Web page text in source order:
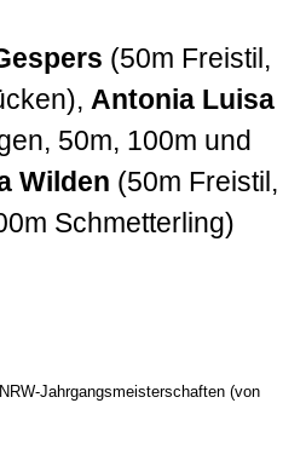
(50m Freistil,
Antonia Luisa
50m, 100m und
Wilden (50m Freistil,
Schmetterling)
Jahrgangsmeisterschaften (von